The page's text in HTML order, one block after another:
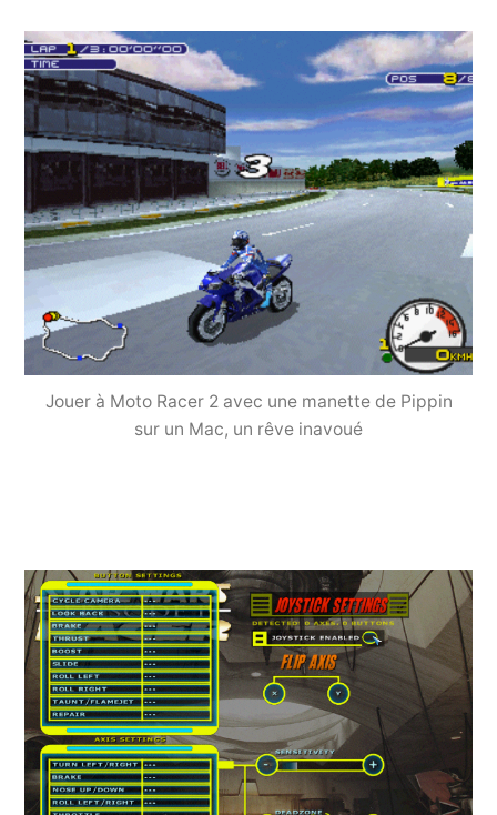
Jouer à Moto Racer 2 avec une manette de Pippin
sur un Mac, un rêve inavoué